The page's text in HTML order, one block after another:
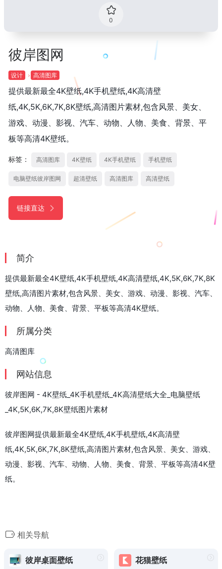
0
彼岸图网
设计 高清图库
提供最新最全4K壁纸,4K手机壁纸,4K高清壁
纸,4K,5K,6K,7K,8K壁纸,高清图片素材,包含风景、美女、
游戏、动漫、影视、汽车、动物、人物、美食、背景、平
板等高清4K壁纸。
标签： 高清图库 4K壁纸 4K手机壁纸 手机壁纸
电脑壁纸彼岸图网 超清壁纸 高清图库 高清壁纸
链接直达
简介
提供最新最全4K壁纸,4K手机壁纸,4K高清壁纸,4K,5K,6K,7K,8K
壁纸,高清图片素材,包含风景、美女、游戏、动漫、影视、汽车、
动物、人物、美食、背景、平板等高清4K壁纸。
所属分类
高清图库
网站信息
彼岸图网 - 4K壁纸_4K手机壁纸_4K高清壁纸大全_电脑壁纸
_4K,5K,6K,7K,8K壁纸图片素材
彼岸图网提供最新最全4K壁纸,4K手机壁纸,4K高清壁
纸,4K,5K,6K,7K,8K壁纸,高清图片素材,包含风景、美女、游戏、
动漫、影视、汽车、动物、人物、美食、背景、平板等高清4K壁
纸。
相关导航
彼岸桌面壁纸 花猫壁纸